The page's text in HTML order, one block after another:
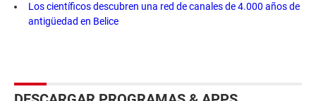
Los científicos descubren una red de canales de 4.000 años de
antigüedad en Belice